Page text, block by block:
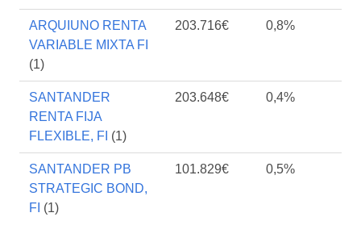
ARQUIUNO RENTA
VARIABLE MIXTA FI
(1)
203.716€ 0,8%
SANTANDER
RENTA FIJA
FLEXIBLE, FI (1)
203.648€ 0,4%
SANTANDER PB
STRATEGIC BOND,
FI (1)
101.829€ 0,5%